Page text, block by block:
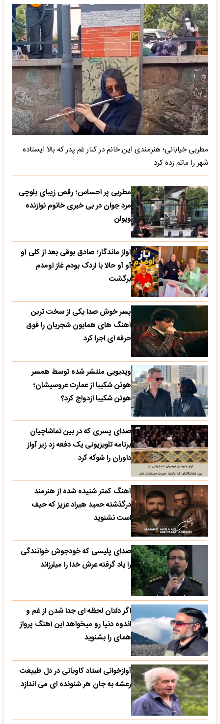
مطربی خیابانی؛ هنرمندی این خانم در کنار غم پدر که بالا ایستاده
شهر را ماتم زده کرد
مطربی پر احساس؛ رقص زیبای بلوچی
مرد جوان در بی خبری خانوم نوازنده
ویولن
آواز ماندگار؛ صادق بوقی بعد از کلی آو
آو آو حالا با اردک بودم غاز اومدم
برگشت
پسر خوش صدا یکی از سخت ترین
آهنگ های همایون شجریان را فوق
حرفه ای اجرا کرد
ویدیویی منتشر شده توسط همسر
هوتن شکیبا از عمارت عروسیشان؛
هوتن شکیبا ازدواج کرد؟
صدای پسری که در بین تماشاچیان
برنامه تلویزیونی یک دفعه زد زیر آواز
داوران را شوکه کرد
آهنگ کمتر شنیده شده از هنرمند
درگذشته حمید هیراد عزیز که حیف
است نشنوید
صدای پلیسی که خودجوش خوانندگی
را یاد گرفته عرش خدا را میلرزاند
اگر دلتان لحظه ای جدا شدن از غم و
اندوه دنیا رو میخواهد این آهنگ پرواز
همای را بشنوید
آوازخوانی استاد کاویانی در دل طبیعت
رعشه به جان هر شنونده ای می اندازد